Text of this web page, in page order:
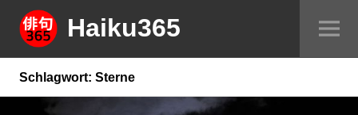
Springe
zum
Inhalt
Haiku365
Schlagwort: Sterne